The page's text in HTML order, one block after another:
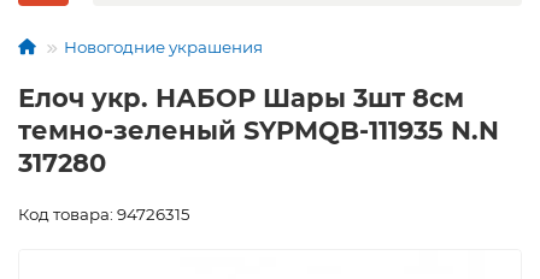
Новогодние украшения
Елоч укр. НАБОР Шары 3шт 8см
темно-зеленый SYPMQB-111935 N.N
317280
Код товара: 94726315